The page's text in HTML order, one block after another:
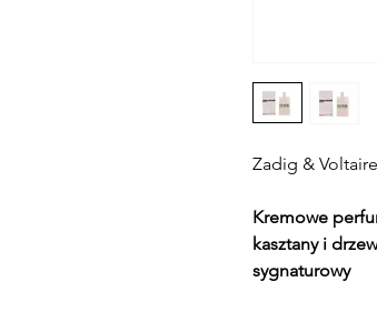
Zadig &
Kremowe
kasztany i
sygnaturowy